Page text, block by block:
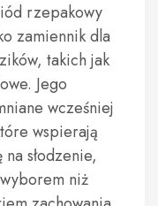
rzepakowy
zamiennik dla
takich jak
Jego
wcześniej
wspierają
słodzenie,
niż